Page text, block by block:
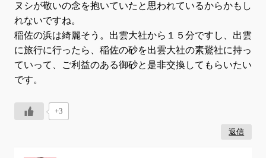
ヌシが敬いの念を抱いていたと思われているからかもし
れないですね。
稲佐の浜は綺麗そう。出雲大社から１５分ですし、出雲
に旅行に行ったら、稲佐の砂を出雲大社の素鵞社に持っ
ていって、ご利益のある御砂と是非交換してもらいたい
です。
+3
返信